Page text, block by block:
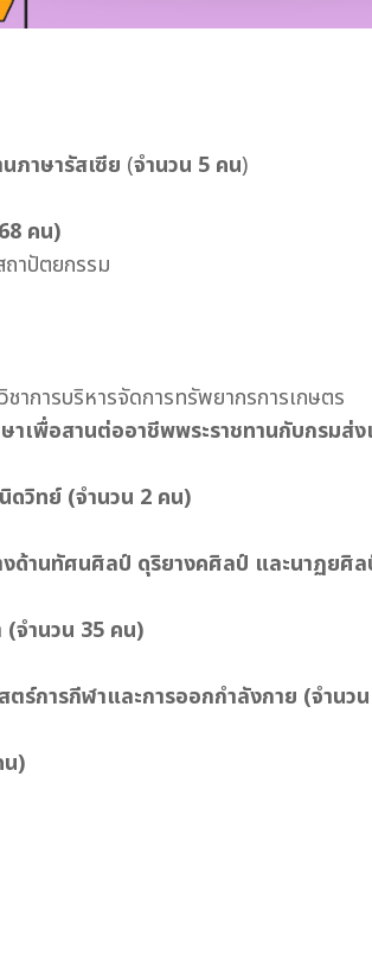
ภาษารัสเซีย (จำนวน 5 คน)
คน)
าปัตยกรรม
าการบริหารจัดการทรัพยากรการเกษตร
าเพื่อสานต่ออาชีพพระราชทานกับกรมส่
ดวิทย์ (จำนวน 2 คน)
งด้านทัศนศิลป์ ดุริยางคศิลป์ และนาฏยศิ
(จำนวน 35 คน)
ตร์การกีฬาและการออกกําลังกาย (จำนว
น)